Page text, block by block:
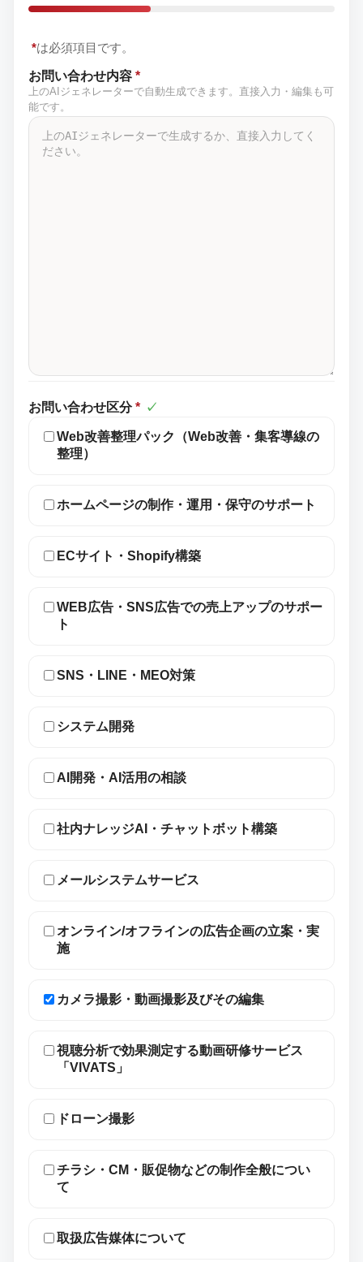
*は必須項目です。
お問い合わせ内容 *
上のAIジェネレーターで自動生成できます。直接入力・編集も可
能です。
お問い合わせ区分 * ✓
Web改善整理パック（Web改善・集客導線の
整理）
ホームページの制作・運用・保守のサポート
ECサイト・Shopify構築
WEB広告・SNS広告での売上アップのサポー
ト
SNS・LINE・MEO対策
システム開発
AI開発・AI活用の相談
社内ナレッジAI・チャットボット構築
メールシステムサービス
オンライン/オフラインの広告企画の立案・実
施
カメラ撮影・動画撮影及びその編集
視聴分析で効果測定する動画研修サービス
「VIVATS」
ドローン撮影
チラシ・CM・販促物などの制作全般につい
て
取扱広告媒体について